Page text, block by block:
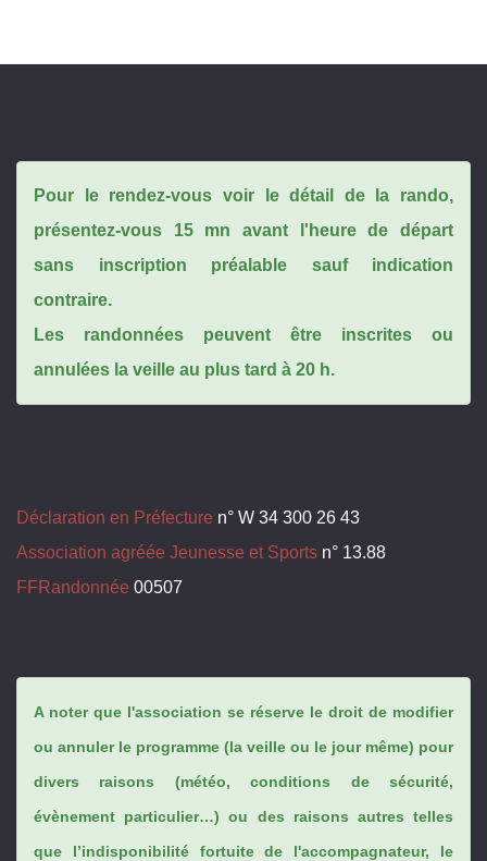
Pour le rendez-vous voir le détail de la rando,
présentez-vous 15 mn avant l'heure de départ
sans inscription préalable sauf indication
contraire.
Les randonnées peuvent être inscrites ou
annulées la veille au plus tard à 20 h.
Déclaration en Préfecture n° W 34 300 26 43
Association agréée Jeunesse et Sports n° 13.88
FFRandonnée 00507
A noter que l'association se réserve le droit de modifier
ou annuler le programme (la veille ou le jour même) pour
divers raisons (météo, conditions de sécurité,
évènement particulier…) ou des raisons autres telles
que l’indisponibilité fortuite de l'accompagnateur, le